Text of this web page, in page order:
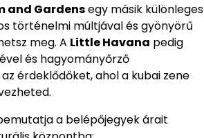
and Gardensegy másik különleges
történelmi múltjával és gyönyörű
meg. A Little Havana pedig
és hagyományőrző
érdeklődőket, ahol a kubai zene
a belépőjegyek árait